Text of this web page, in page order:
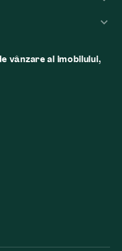
vânzare al imobilului,